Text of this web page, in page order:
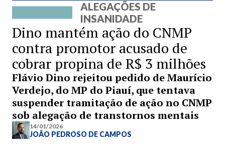
ALEGAÇÕES DE
INSANIDADE
Dino mantém ação do CNMP
contra promotor acusado de
cobrar propina de R$ 3 milhões
Flávio Dino rejeitou pedido de Maurício
Verdejo, do MP do Piauí, que tentava
suspender tramitação de ação no CNMP
sob alegação de transtornos mentais
14/01/2026
JOÃO PEDROSO DE CAMPOS